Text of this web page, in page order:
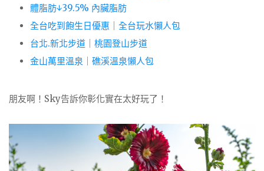
體脂肪↓39.5% 內臟脂肪
全台吃到飽生日優惠
全台玩水懶人包
台北.新北步道
桃園登山步道
金山萬里溫泉
礁溪溫泉懶人包
朋友啊！Sky告訴你彰化實在太好玩了！